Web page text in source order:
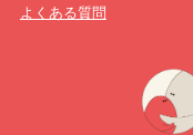
よくある質問